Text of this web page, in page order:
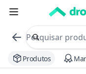
commerce
Procurar
Produtos